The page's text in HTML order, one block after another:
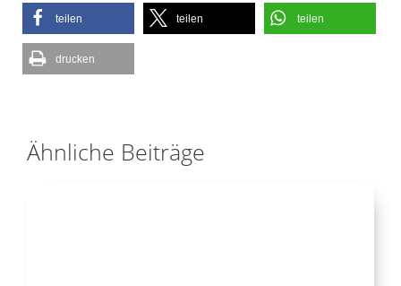
teilen teilen teilen
drucken
Ähnliche Beiträge